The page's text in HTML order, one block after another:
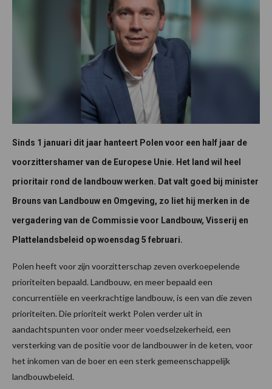
Sinds 1 januari dit jaar hanteert Polen voor een half jaar de
voorzittershamer van de Europese Unie. Het land wil heel
prioritair rond de landbouw werken. Dat valt goed bij minister
Brouns van Landbouw en Omgeving, zo liet hij merken in de
vergadering van de Commissie voor Landbouw, Visserij en
Plattelandsbeleid op woensdag 5 februari.
Polen heeft voor zijn voorzitterschap zeven overkoepelende
prioriteiten bepaald. Landbouw, en meer bepaald een
concurrentiële en veerkrachtige landbouw, is een van die zeven
prioriteiten. Die prioriteit werkt Polen verder uit in
aandachtspunten voor onder meer voedselzekerheid, een
versterking van de positie voor de landbouwer in de keten, voor
het inkomen van de boer en een sterk gemeenschappelijk
landbouwbeleid.